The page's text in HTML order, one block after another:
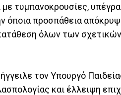
τυμπανοκρουσίες,
όποια προσπάθεια
όλων των
τον Υπουργό
και έλλειψη